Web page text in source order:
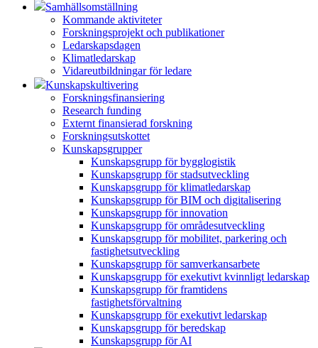
Samhällsomställning
Kommande aktiviteter
Forskningsprojekt och publikationer
Ledarskapsdagen
Klimatledarskap
Vidareutbildningar för ledare
Kunskapskultivering
Forskningsfinansiering
Research funding
Externt finansierad forskning
Forskningsutskottet
Kunskapsgrupper
Kunskapsgrupp för bygglogistik
Kunskapsgrupp för stadsutveckling
Kunskapsgrupp för klimatledarskap
Kunskapsgrupp för BIM och digitalisering
Kunskapsgrupp för innovation
Kunskapsgrupp för områdesutveckling
Kunskapsgrupp för mobilitet, parkering och
fastighetsutveckling
Kunskapsgrupp för samverkansarbete
Kunskapsgrupp för exekutivt kvinnligt ledarskap
Kunskapsgrupp för framtidens
fastighetsförvaltning
Kunskapsgrupp för exekutivt ledarskap
Kunskapsgrupp för beredskap
Kunskapsgrupp för AI